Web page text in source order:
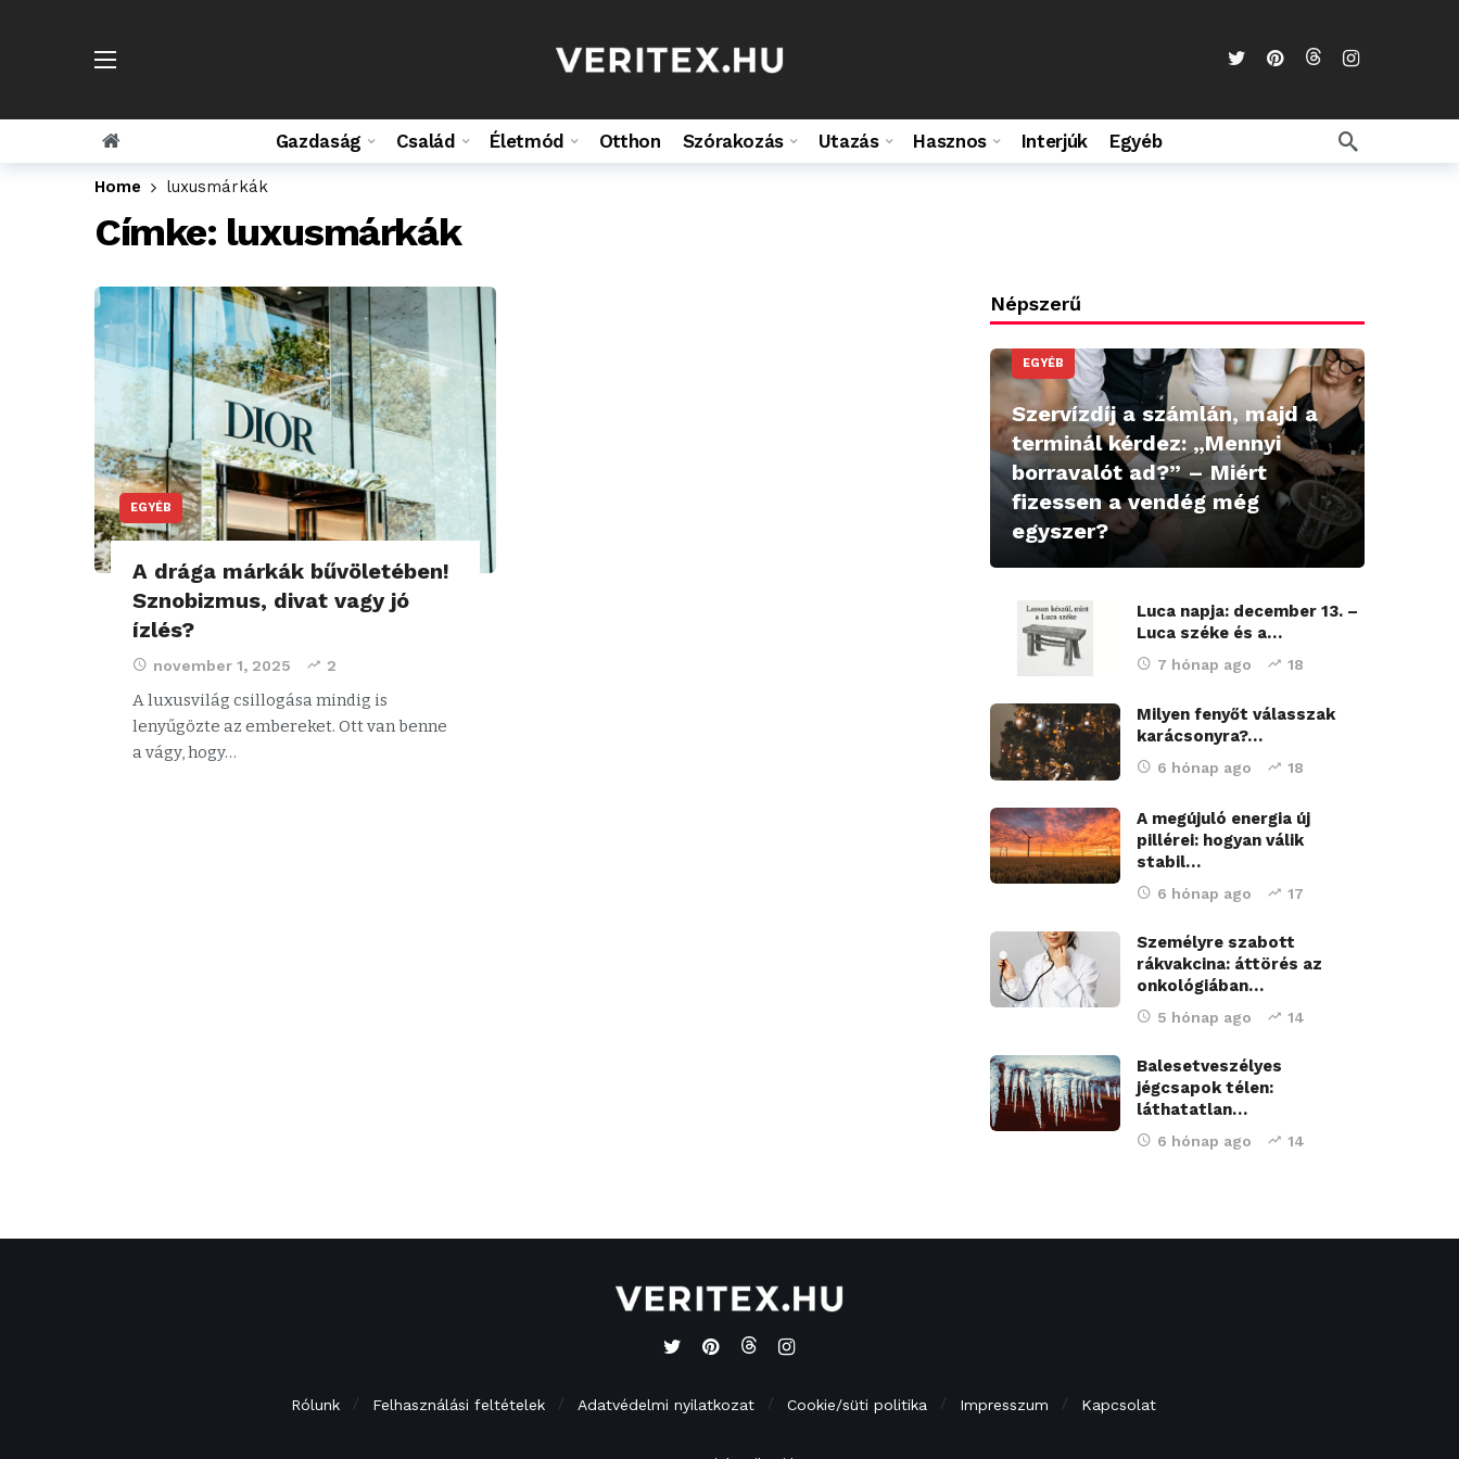
Gazdaság Család Életmód Otthon Szórakozás Utazás Hasznos Interjúk Egyéb
Home luxusmárkák
Címke: luxusmárkák
EGYÉB
A drága márkák bűvöletében!
Sznobizmus, divat vagy jó
ízlés?
november 1, 2025 2
A luxusvilág csillogása mindig is
lenyűgözte az embereket. Ott van benne
a vágy, hogy…
Népszerű
EGYÉB
Szervízdíj a számlán, majd a
terminál kérdez: „Mennyi
borravalót ad?” – Miért
fizessen a vendég még
egyszer?
Luca napja: december 13. –
Luca széke és a…
7 hónap ago 18
Milyen fenyőt válasszak
karácsonyra?…
6 hónap ago 18
A megújuló energia új
pillérei: hogyan válik
stabil…
6 hónap ago 17
Személyre szabott
rákvakcina: áttörés az
onkológiában…
5 hónap ago 14
Balesetveszélyes
jégcsapok télen:
láthatatlan…
6 hónap ago 14
Rólunk Felhasználási feltételek Adatvédelmi nyilatkozat Cookie/süti politika Impresszum Kapcsolat